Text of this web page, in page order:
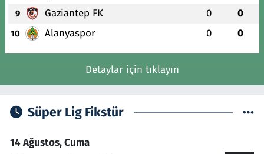
9 Gaziantep FK 0 0
10 Alanyaspor 0 0
Detaylar için tıklayın
Süper Lig Fikstür
14 Ağustos, Cuma